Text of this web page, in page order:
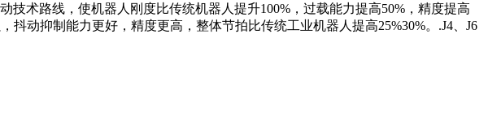
术路线，使机器人刚度比传统机器人提升100%，过载能力提高50%，精度提高
动抑制能力更好，精度更高，整体节拍比传统工业机器人提高25%30%。.J4、J6